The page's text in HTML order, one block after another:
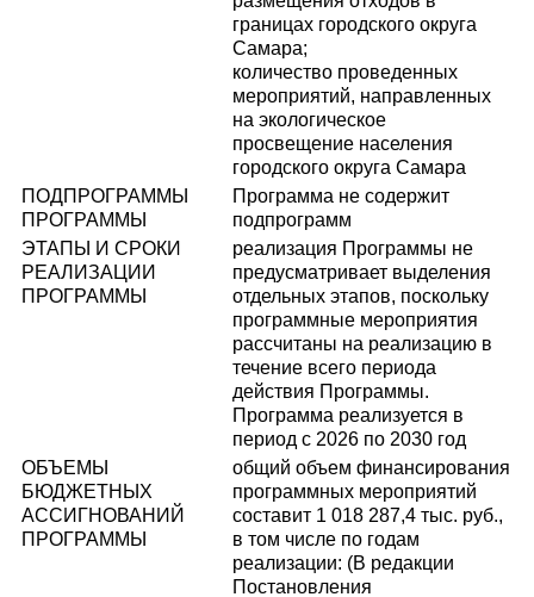
границах городского округа
Самара;
количество проведенных
мероприятий, направленных
на экологическое
просвещение населения
городского округа Самара
ПОДПРОГРАММЫ
ПРОГРАММЫ
Программа не содержит
подпрограмм
ЭТАПЫ И СРОКИ
РЕАЛИЗАЦИИ
ПРОГРАММЫ
реализация Программы не
предусматривает выделения
отдельных этапов, поскольку
программные мероприятия
рассчитаны на реализацию в
течение всего периода
действия Программы.
Программа реализуется в
период с 2026 по 2030 год
ОБЪЕМЫ
БЮДЖЕТНЫХ
АССИГНОВАНИЙ
ПРОГРАММЫ
общий объем финансирования
программных мероприятий
составит 1 018 287,4 тыс. руб.,
в том числе по годам
реализации: (В редакции
Постановления